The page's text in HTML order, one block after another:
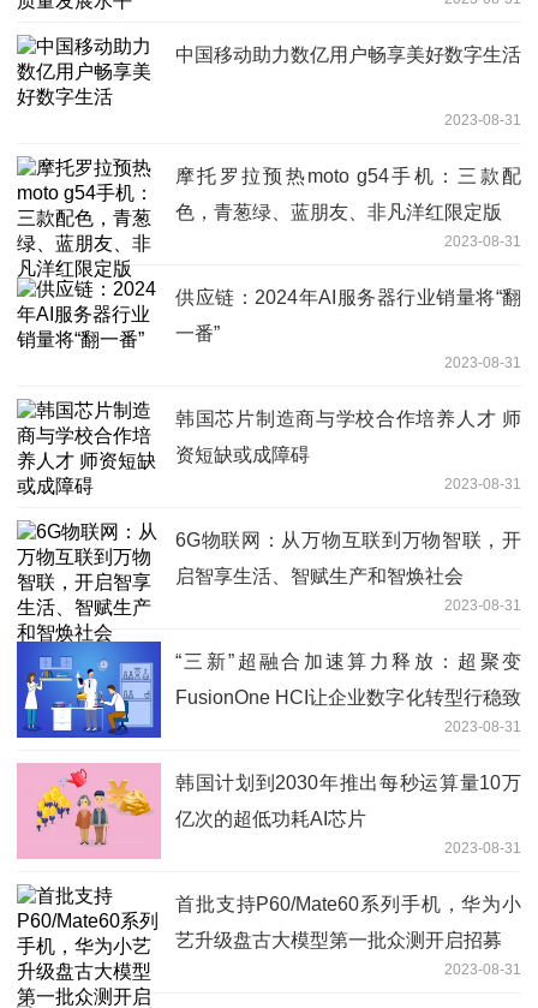
中国移动助力数亿用户畅享美好数字生活
2023-08-31
摩托罗拉预热moto g54手机：三款配
色，青葱绿、蓝朋友、非凡洋红限定版
2023-08-31
供应链：2024年AI服务器行业销量将“翻
一番”
2023-08-31
韩国芯片制造商与学校合作培养人才 师
资短缺或成障碍
2023-08-31
6G物联网：从万物互联到万物智联，开
启智享生活、智赋生产和智焕社会
2023-08-31
“三新”超融合加速算力释放：超聚变
FusionOne HCI让企业数字化转型行稳致
2023-08-31
韩国计划到2030年推出每秒运算量10万
亿次的超低功耗AI芯片
2023-08-31
首批支持P60/Mate60系列手机，华为小
艺升级盘古大模型第一批众测开启招募
2023-08-31